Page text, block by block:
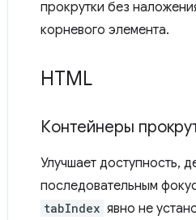
прокрутки без
корневого элемента.
HTML
Контейнеры
Улучшает доступность,
последовательным
tabIndex явно не